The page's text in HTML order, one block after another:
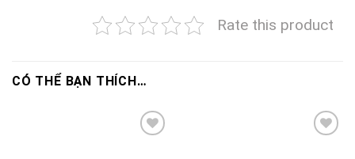
Rate this product
CÓ THỂ BẠN THÍCH…